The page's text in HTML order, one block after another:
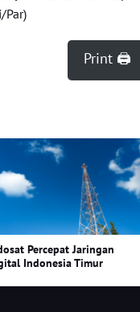
Par)
Print 🖨
Percepat Jaringan
Indonesia Timur